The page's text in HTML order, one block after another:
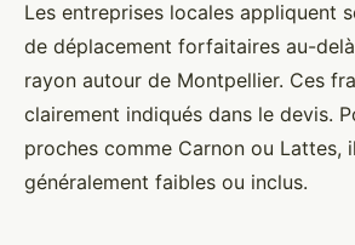
Les entreprises locales appliquent
de déplacement forfaitaires au-delà
rayon autour de Montpellier. Ces
clairement indiqués dans le devis.
proches comme Carnon ou Lattes,
généralement faibles ou inclus.